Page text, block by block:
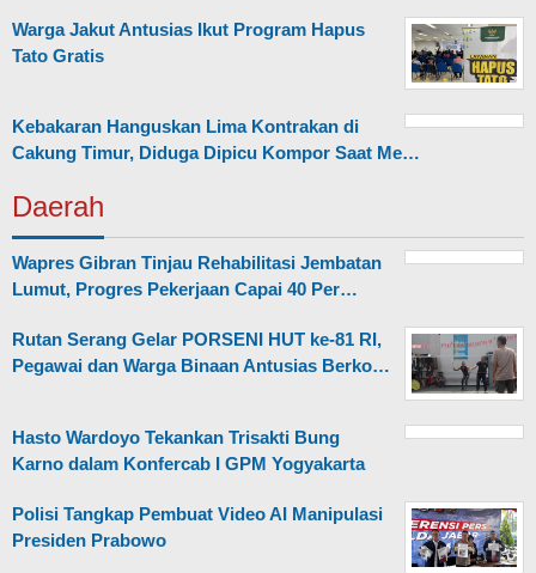
Warga Jakut Antusias Ikut Program Hapus
Tato Gratis
Kebakaran Hanguskan Lima Kontrakan di
Cakung Timur, Diduga Dipicu Kompor Saat Me…
Daerah
Wapres Gibran Tinjau Rehabilitasi Jembatan
Lumut, Progres Pekerjaan Capai 40 Per…
Rutan Serang Gelar PORSENI HUT ke-81 RI,
Pegawai dan Warga Binaan Antusias Berko…
Hasto Wardoyo Tekankan Trisakti Bung
Karno dalam Konfercab I GPM Yogyakarta
Polisi Tangkap Pembuat Video AI Manipulasi
Presiden Prabowo